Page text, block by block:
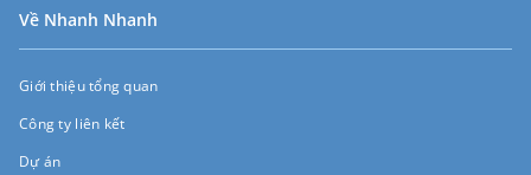
Về Nhanh Nhanh
Giới thiệu tổng quan
Công ty liên kết
Dự án